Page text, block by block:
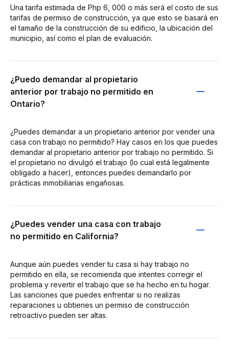
Una tarifa estimada de Php 6, 000 o más será el costo de sus
tarifas de permiso de construcción, ya que esto se basará en
el tamaño de la construcción de su edificio, la ubicación del
municipio, así como el plan de evaluación.
¿Puedo demandar al propietario
anterior por trabajo no permitido en
Ontario?
¿Puedes demandar a un propietario anterior por vender una
casa con trabajo no permitido? Hay casos en los que puedes
demandar al propietario anterior por trabajo no permitido. Si
el propietario no divulgó el trabajo (lo cual está legalmente
obligado a hacer), entonces puedes demandarlo por
prácticas inmobiliarias engañosas.
¿Puedes vender una casa con trabajo
no permitido en California?
Aunque aún puedes vender tu casa si hay trabajo no
permitido en ella, se recomienda que intentes corregir el
problema y revertir el trabajo que se ha hecho en tu hogar.
Las sanciones que puedes enfrentar si no realizas
reparaciones u obtienes un permiso de construcción
retroactivo pueden ser altas.